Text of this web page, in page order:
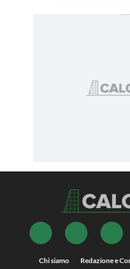
Chi siamo Redazione e